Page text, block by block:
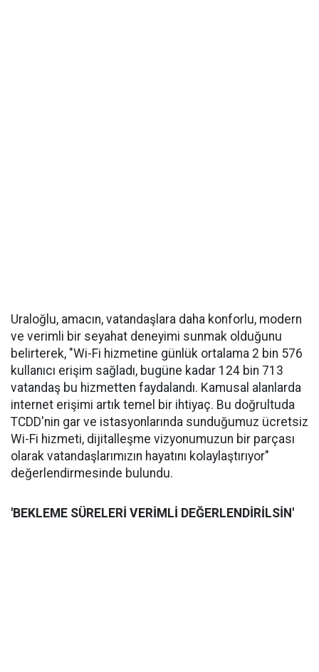
Uraloğlu, amacın, vatandaşlara daha konforlu, modern
ve verimli bir seyahat deneyimi sunmak olduğunu
belirterek, "Wi-Fi hizmetine günlük ortalama 2 bin 576
kullanıcı erişim sağladı, bugüne kadar 124 bin 713
vatandaş bu hizmetten faydalandı. Kamusal alanlarda
internet erişimi artık temel bir ihtiyaç. Bu doğrultuda
TCDD'nin gar ve istasyonlarında sunduğumuz ücretsiz
Wi-Fi hizmeti, dijitalleşme vizyonumuzun bir parçası
olarak vatandaşlarımızın hayatını kolaylaştırıyor"
değerlendirmesinde bulundu.
'BEKLEME SÜRELERİ VERİMLİ DEĞERLENDİRİLSİN'